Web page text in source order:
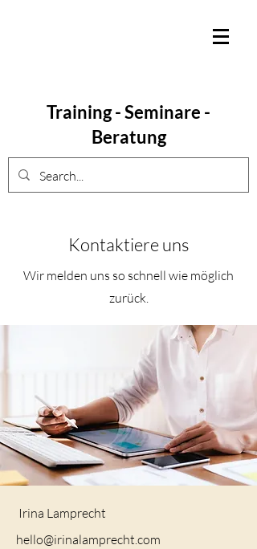
Training - Seminare -
Beratung
Kontaktiere uns
Wir melden uns so schnell wie möglich
zurück.
Irina Lamprecht
hello@irinalamprecht.com